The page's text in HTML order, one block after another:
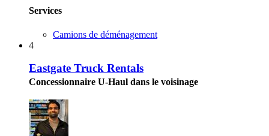
Services
Camions de déménagement
4
Eastgate Truck Rentals
Concessionnaire U-Haul dans le voisinage